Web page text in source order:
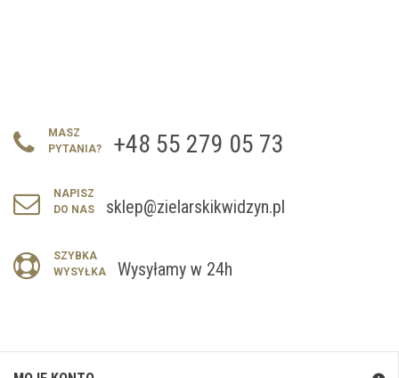
MASZ
PYTANIA?
+48 55 279 05 73
NAPISZ
DO NAS
sklep@zielarskikwidzyn.pl
SZYBKA
WYSYŁKA
Wysyłamy w 24h